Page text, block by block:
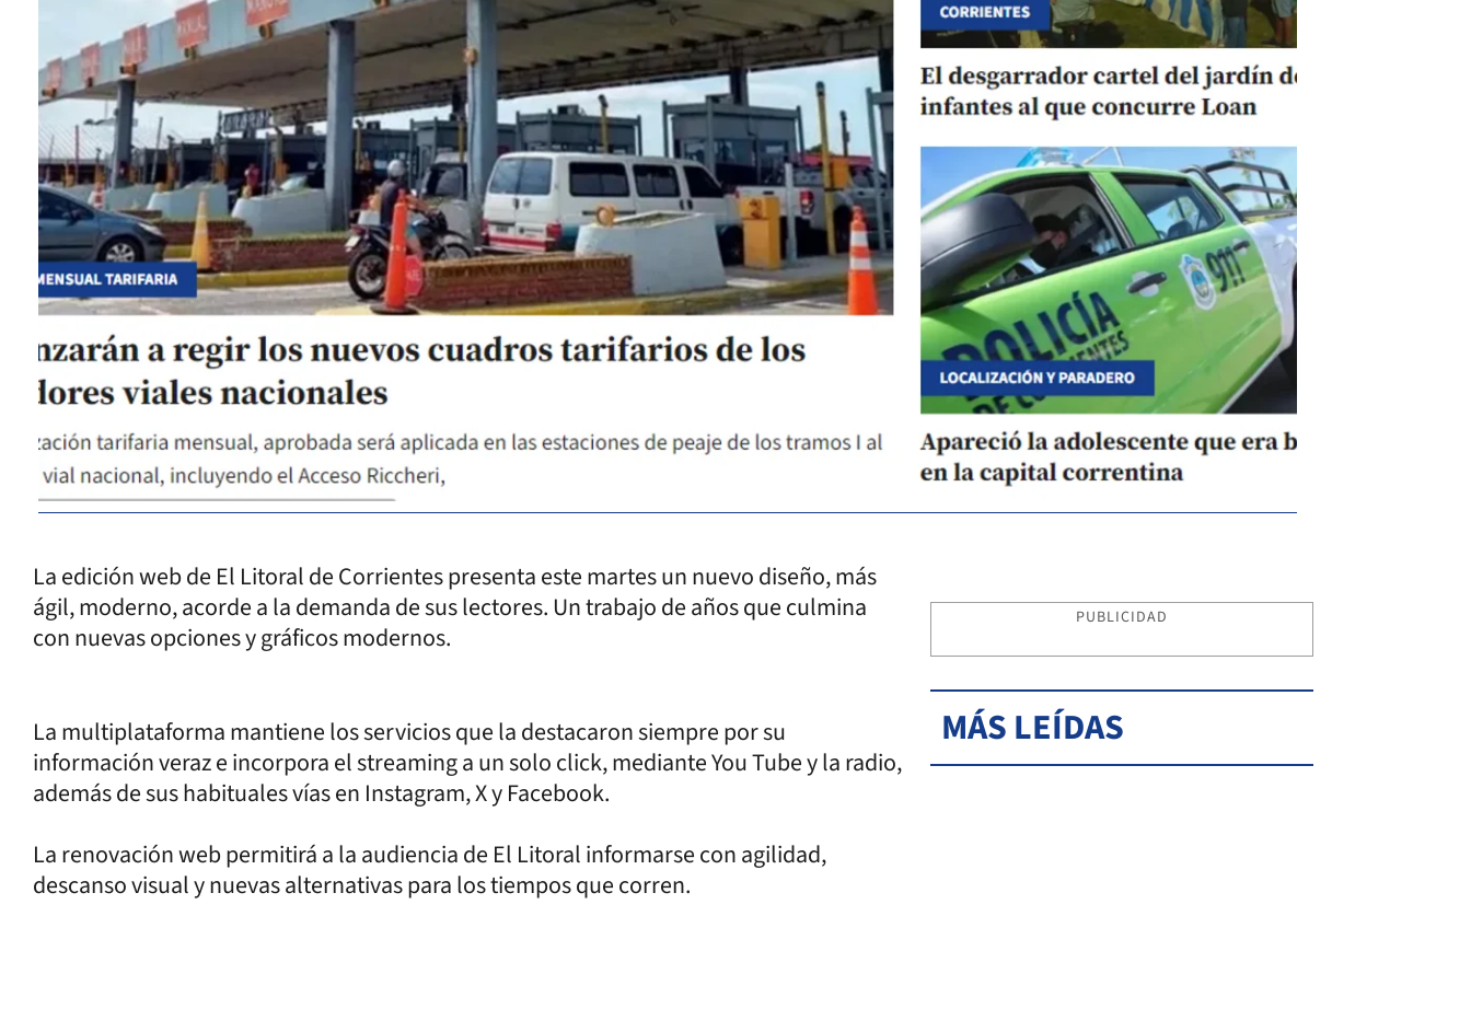
La edición web de El Litoral de Corrientes presenta este martes un nuevo diseño, más
ágil, moderno, acorde a la demanda de sus lectores. Un trabajo de años que culmina
con nuevas opciones y gráficos modernos.
La multiplataforma mantiene los servicios que la destacaron siempre por su
información veraz e incorpora el streaming a un solo click, mediante You Tube y la radio,
además de sus habituales vías en Instagram, X y Facebook.
La renovación web permitirá a la audiencia de El Litoral informarse con agilidad,
descanso visual y nuevas alternativas para los tiempos que corren.
PUBLICIDAD
MÁS LEÍDAS